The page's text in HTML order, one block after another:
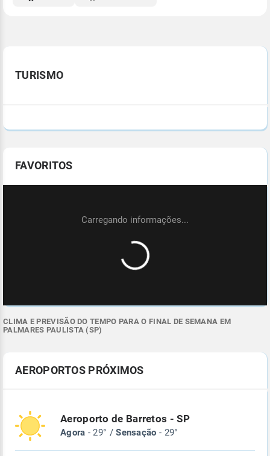
TURISMO
FAVORITOS
CLIMA E PREVISÃO DO TEMPO PARA O FINAL DE SEMANA EM
PALMARES PAULISTA (SP)
AEROPORTOS PRÓXIMOS
Aeroporto de Barretos - SP
Agora - 29° /Sensação - 29°